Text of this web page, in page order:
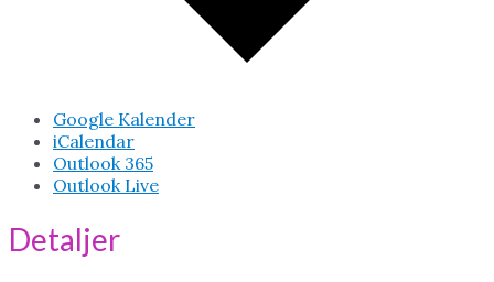
Google Kalender
iCalendar
Outlook 365
Outlook Live
Detaljer